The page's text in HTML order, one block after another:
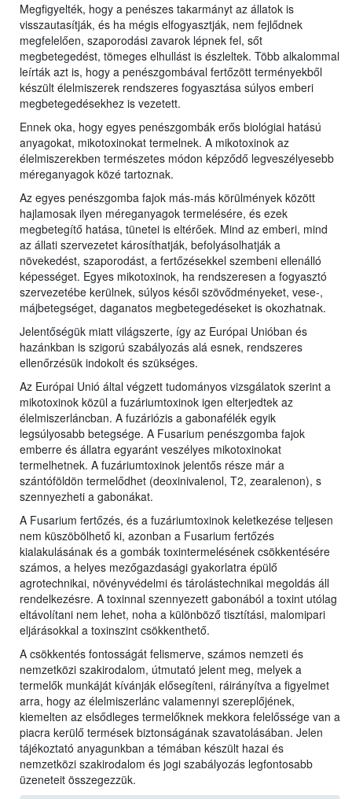
Megfigyelték, hogy a penészes takarmányt az állatok is
visszautasítják, és ha mégis elfogyasztják, nem fejlődnek
megfelelően, szaporodási zavarok lépnek fel, sőt
megbetegedést, tömeges elhullást is észleltek. Több alkalommal
leírták azt is, hogy a penészgombával fertőzött terményekből
készült élelmiszerek rendszeres fogyasztása súlyos emberi
megbetegedésekhez is vezetett.
Ennek oka, hogy egyes penészgombák erős biológiai hatású
anyagokat, mikotoxinokat termelnek. A mikotoxinok az
élelmiszerekben természetes módon képződő legveszélyesebb
méreganyagok közé tartoznak.
Az egyes penészgomba fajok más-más körülmények között
hajlamosak ilyen méreganyagok termelésére, és ezek
megbetegítő hatása, tünetei is eltérőek. Mind az emberi, mind
az állati szervezetet károsíthatják, befolyásolhatják a
növekedést, szaporodást, a fertőzésekkel szembeni ellenálló
képességet. Egyes mikotoxinok, ha rendszeresen a fogyasztó
szervezetébe kerülnek, súlyos késői szövődményeket, vese-,
májbetegséget, daganatos megbetegedéseket is okozhatnak.
Jelentőségük miatt világszerte, így az Európai Unióban és
hazánkban is szigorú szabályozás alá esnek, rendszeres
ellenőrzésük indokolt és szükséges.
Az Európai Unió által végzett tudományos vizsgálatok szerint a
mikotoxinok közül a fuzáriumtoxinok igen elterjedtek az
élelmiszerláncban. A fuzáriózis a gabonafélék egyik
legsúlyosabb betegsége. A Fusarium penészgomba fajok
emberre és állatra egyaránt veszélyes mikotoxinokat
termelhetnek. A fuzáriumtoxinok jelentős része már a
szántóföldön termelődhet (deoxinivalenol, T2, zearalenon), s
szennyezheti a gabonákat.
A Fusarium fertőzés, és a fuzáriumtoxinok keletkezése teljesen
nem küszöbölhető ki, azonban a Fusarium fertőzés
kialakulásának és a gombák toxintermelésének csökkentésére
számos, a helyes mezőgazdasági gyakorlatra épülő
agrotechnikai, növényvédelmi és tárolástechnikai megoldás áll
rendelkezésre. A toxinnal szennyezett gabonából a toxint utólag
eltávolítani nem lehet, noha a különböző tisztítási, malomipari
eljárásokkal a toxinszint csökkenthető.
A csökkentés fontosságát felismerve, számos nemzeti és
nemzetközi szakirodalom, útmutató jelent meg, melyek a
termelők munkáját kívánják elősegíteni, ráirányítva a figyelmet
arra, hogy az élelmiszerlánc valamennyi szereplőjének,
kiemelten az elsődleges termelőknek mekkora felelőssége van a
piacra kerülő termések biztonságának szavatolásában. Jelen
tájékoztató anyagunkban a témában készült hazai és
nemzetközi szakirodalom és jogi szabályozás legfontosabb
üzeneteit összegezzük.